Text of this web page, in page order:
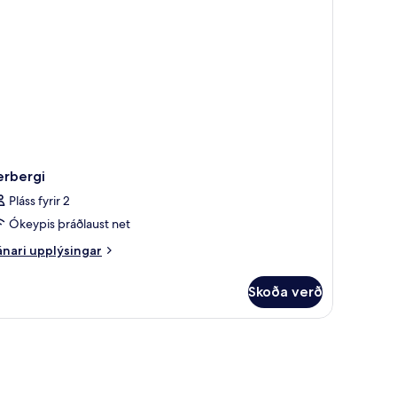
Pláss fyrir 2
Ókeypis þráðlaust net
upplýsingar
Skoða verð